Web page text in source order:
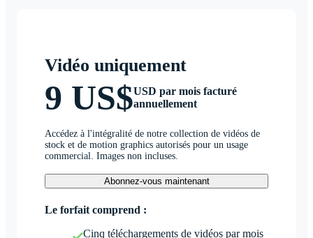
Vidéo uniquement
9 US$USD par mois facturé
annuellement
Accédez à l'intégralité de notre collection de vidéos de
stock et de motion graphics autorisés pour un usage
commercial. Images non incluses.
Abonnez-vous maintenant
Le forfait comprend :
Cinq téléchargements de vidéos par mois